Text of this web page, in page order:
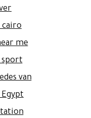
cairo
me
sport
van